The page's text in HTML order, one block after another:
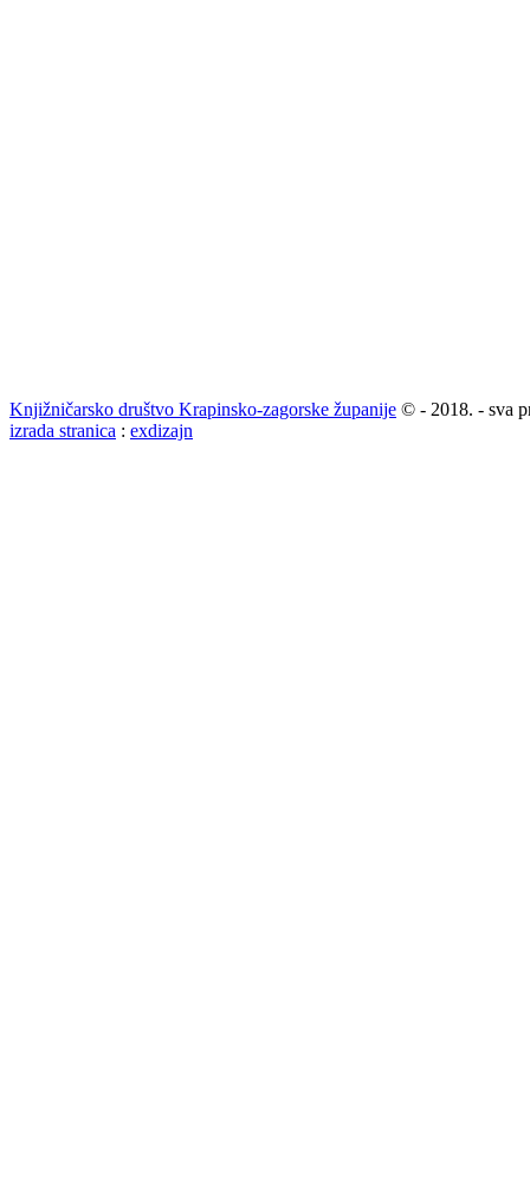
Knjižničarsko društvo Krapinsko-zagorske županije © - 2018. - sva
izrada stranica : exdizajn